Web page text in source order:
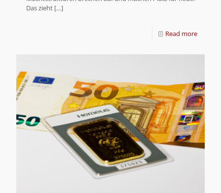
Das zieht […]
Read more